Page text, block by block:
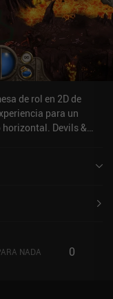
de rol en 2D de
para un
Devils &
NADA 0